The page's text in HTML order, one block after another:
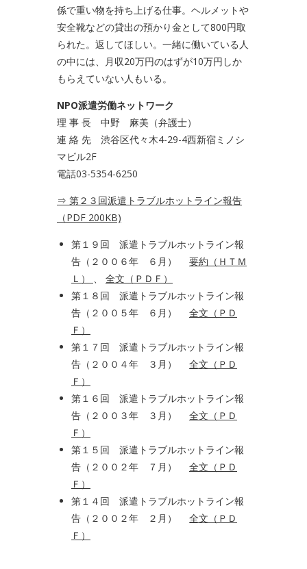
係で重い物を持ち上げる仕事。ヘルメットや
安全靴などの貸出の預かり金として800円取
られた。返してほしい。一緒に働いている人
の中には、月収20万円のはずが10万円しか
もらえていない人もいる。
NPO派遣労働ネットワーク
理 事 長 中野 麻美（弁護士）
連 絡 先 渋谷区代々木4-29-4西新宿ミノシ
マビル2F
電話03-5354-6250
⇒ 第２３回派遣トラブルホットライン報告
（PDF 200KB)
第１９回 派遣トラブルホットライン報
告（２００６年 ６月） 要約（ＨＴＭ
Ｌ）
全文（ＰＤＦ）
第１８回 派遣トラブルホットライン報
告（２００５年 ６月） 全文（ＰＤ
Ｆ）
第１７回 派遣トラブルホットライン報
告（２００４年 ３月） 全文（ＰＤ
Ｆ）
第１６回 派遣トラブルホットライン報
告（２００３年 ３月） 全文（ＰＤ
Ｆ）
第１５回 派遣トラブルホットライン報
告（２００２年 ７月） 全文（ＰＤ
Ｆ）
第１４回 派遣トラブルホットライン報
告（２００２年 ２月） 全文（ＰＤ
Ｆ）